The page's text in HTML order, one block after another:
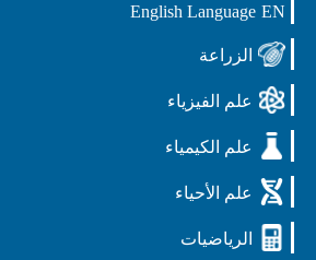
EN
English Language
الزراعة
علم الفيزياء
علم الكيمياء
علم الأحياء
الرياضيات